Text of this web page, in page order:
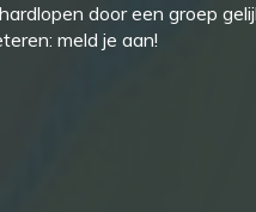
door een groep
meld je aan!